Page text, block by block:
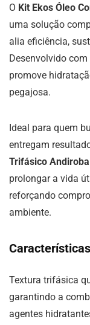
O Kit Ekos Óleo
uma solução
alia eficiência,
Desenvolvido
promove
pegajosa.
Ideal para quem
entregam
Trifásico
prolongar a vida
reforçando
ambiente.
Textura trifásica
garantindo a
agentes